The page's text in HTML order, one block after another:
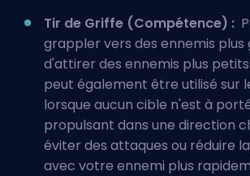
Tir de Griffe (Compétence) :
grappler vers des ennemis plus
d'attirer des ennemis plus petits
peut également être utilisé sur
lorsque aucun cible n'est à
propulsant dans une direction
éviter des attaques ou réduire
avec votre ennemi plus